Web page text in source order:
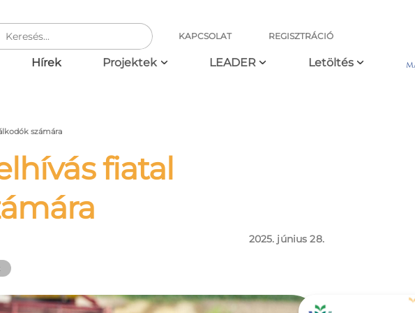
KAPCSOLAT REGISZTRÁCIÓ
Hírek Projektek LEADER Letöltés
számára
fiatal
2025. június 28.